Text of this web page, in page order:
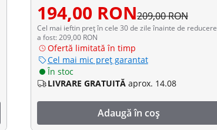
194,00 RON209,00 RON
Cel mai ieftin preț în cele 30 de zile înainte de reducere
a fost: 209,00 RON
Ofertă limitată în timp
Cel mai mic preț garantat
În stoc
LIVRARE GRATUITĂ aprox. 14.08
Adaugă în coș